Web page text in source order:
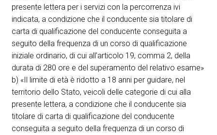
presente lettera per i servizi con la percorrenza ivi
indicata, a condizione che il conducente sia titolare di
carta di qualificazione del conducente conseguita a
seguito della frequenza di un corso di qualificazione
iniziale ordinario, di cui all’articolo 19, comma 2, della
durata di 280 ore e del superamento del relativo esame»
b) «Il limite di età è ridotto a 18 anni per guidare, nel
territorio dello Stato, veicoli delle categorie di cui alla
presente lettera, a condizione che il conducente sia
titolare di carta di qualificazione del conducente
conseguita a seguito della frequenza di un corso di